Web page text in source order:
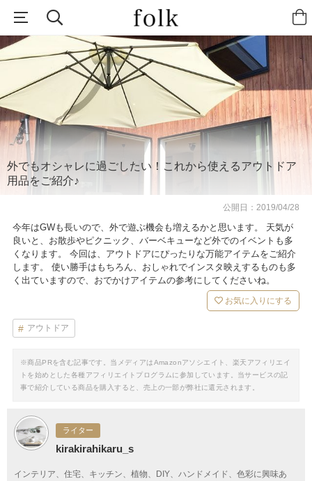
外でもオシャレに過ごしたい！これから使えるアウトドア
用品をご紹介♪
公開日：2019/04/28
今年はGWも長いので、外で遊ぶ機会も増えるかと思います。 天気が
良いと、お散歩やピクニック、バーベキューなど外でのイベントも多
くなります。 今回は、アウトドアにぴったりな万能アイテムをご紹介
します。 使い勝手はもちろん、おしゃれでインスタ映えするものも多
く出ていますので、おでかけアイテムの参考にしてくださいね。
お気に入りにする
アウトドア
※商品PRを含む記事です。当メディアはAmazonアソシエイト、楽天アフィリエイ
トを始めとした各種アフィリエイトプログラムに参加しています。当サービスの記
事で紹介している商品を購入すると、売上の一部が弊社に還元されます。
ライター
kirakirahikaru_s
インテリア、住宅、キッチン、植物、DIY、ハンドメイド、色彩に興味あ